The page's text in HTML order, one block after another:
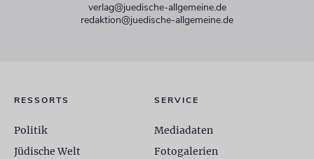
verlag@juedische-allgemeine.de
redaktion@juedische-allgemeine.de
RESSORTS
Politik
Jüdische Welt
SERVICE
Mediadaten
Fotogalerien